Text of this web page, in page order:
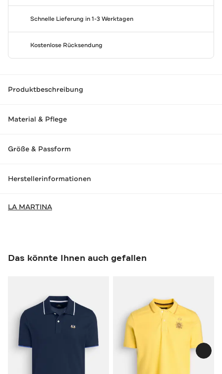
Schnelle Lieferung in 1-3 Werktagen
Kostenlose Rücksendung
Produktbeschreibung
Material & Pflege
Größe & Passform
Herstellerinformationen
LA MARTINA
Das könnte Ihnen auch gefallen